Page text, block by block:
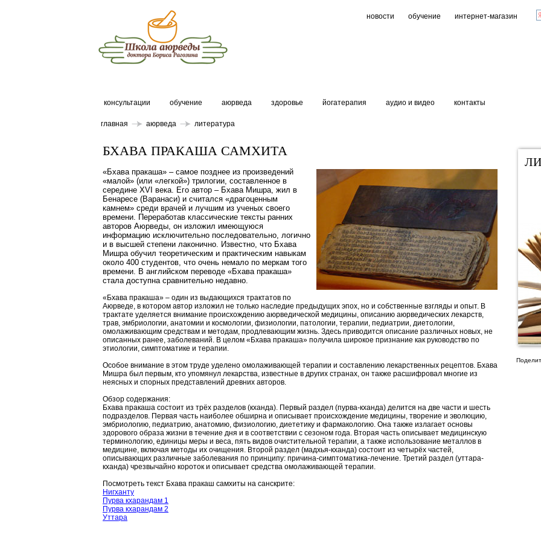
новости обучение интернет-магазин
консультации обучение аюрведа здоровье йогатерапия аудио и видео контакты
главная аюрведа литература
БХАВА ПРАКАША САМХИТА
«Бхава пракаша» – самое позднее из произведений
«малой» (или «легкой») трилогии, составленное в
середине XVI века. Его автор – Бхава Мишра, жил в
Бенаресе (Варанаси) и считался «драгоценным
камнем» среди врачей и лучшим из ученых своего
времени. Переработав классические тексты ранних
авторов Аюрведы, он изложил имеющуюся
информацию исключительно последовательно, логично
и в высшей степени лаконично. Известно, что Бхава
Мишра обучил теоретическим и практическим навыкам
около 400 студентов, что очень немало по меркам того
времени. В английском переводе «Бхава пракаша»
стала доступна сравнительно недавно.
«Бхава пракаша» – один из выдающихся трактатов по
Аюрведе, в котором автор изложил не только наследие предыдущих эпох, но и собственные взгляды и опыт. В
трактате уделяется внимание происхождению аюрведической медицины, описанию аюрведических лекарств,
трав, эмбриологии, анатомии и космологии, физиологии, патологии, терапии, педиатрии, диетологии,
омолаживающим средствам и методам, продлевающим жизнь. Здесь приводится описание различных новых, не
описанных ранее, заболеваний. В целом «Бхава пракаша» получила широкое признание как руководство по
этиологии, симптоматике и терапии.
Особое внимание в этом труде уделено омолаживающей терапии и составлению лекарственных рецептов. Бхава
Мишра был первым, кто упомянул лекарства, известные в других странах, он также расшифровал многие из
неясных и спорных представлений древних авторов.
Обзор содержания:
Бхава пракаша состоит из трёх разделов (кханда). Первый раздел (пурва-кханда) делится на две части и шесть
подразделов. Первая часть наиболее обширна и описывает происхождение медицины, творение и эволюцию,
эмбриологию, педиатрию, анатомию, физиологию, диететику и фармакологию. Она также излагает основы
здорового образа жизни в течение дня и в соответствии с сезоном года. Вторая часть описывает медицинскую
терминологию, единицы меры и веса, пять видов очистительной терапии, а также использование металлов в
медицине, включая методы их очищения. Второй раздел (мадхья-кханда) состоит из четырёх частей,
описывающих различные заболевания по принципу: причина-симптоматика-лечение. Третий раздел (уттара-
кханда) чрезвычайно короток и описывает средства омолаживающей терапии.
Посмотреть текст Бхава пракаш самхиты на санскрите:
Нигханту
Пурва кхарандам 1
Пурва кхарандам 2
Уттара